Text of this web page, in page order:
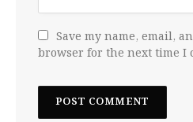
Save my name, email,
browser for the next time I